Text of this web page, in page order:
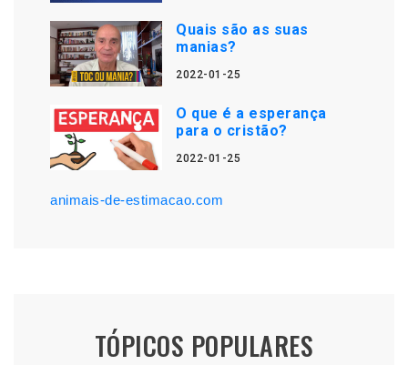
Quais são as suas
manias?
2022-01-25
O que é a esperança
para o cristão?
2022-01-25
animais-de-estimacao.com
TÓPICOS POPULARES